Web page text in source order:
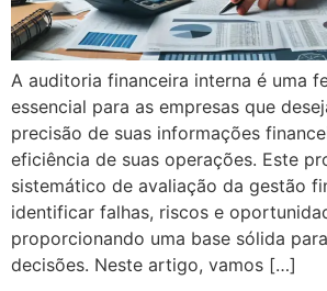
A auditoria financeira interna é uma
essencial para as empresas que
precisão de suas informações
eficiência de suas operações. Este
sistemático de avaliação da gestão
identificar falhas, riscos e
proporcionando uma base sólida
decisões. Neste artigo, vamos […]